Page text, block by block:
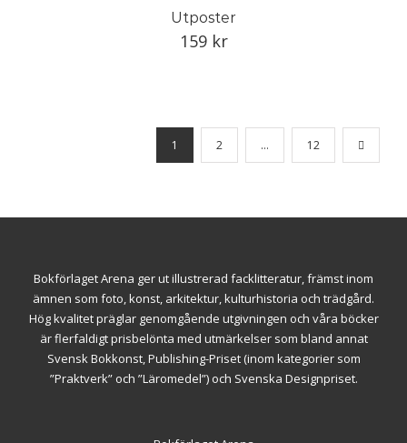
Utposter
159 kr
1 2 … 12
Bokförlaget Arena ger ut illustrerad facklitteratur, främst inom
ämnen som foto, konst, arkitektur, kulturhistoria och trädgård.
Hög kvalitet präglar genomgående utgivningen och våra böcker
är flerfaldigt prisbelönta med utmärkelser som bland annat
Svensk Bokkonst, Publishing-Priset (inom kategorier som
”Praktverk” och ”Läromedel”) och Svenska Designpriset.